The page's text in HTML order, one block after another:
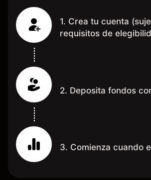
1. Crea tu cuenta
requisitos de
2. Deposita fondos
3. Comienza cuando